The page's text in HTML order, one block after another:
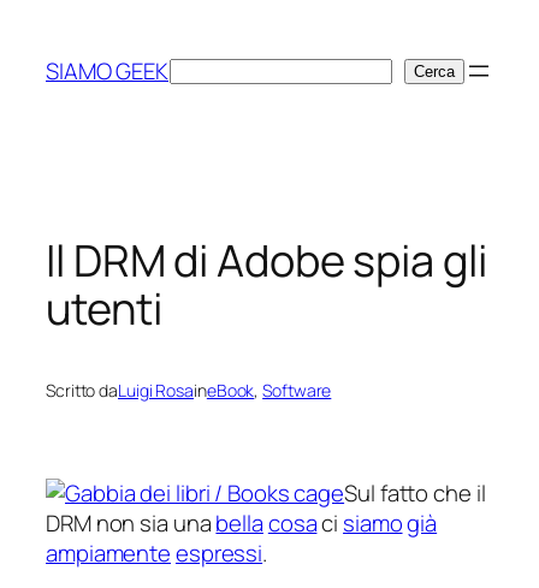
contenuto
SIAMO GEEKCerca Cerca
Il DRM di Adobe spia gli
utenti
Scritto daLuigi RosaineBook, Software
Sul fatto che il
DRM non sia unabellacosaci siamogià
ampiamenteespressi.